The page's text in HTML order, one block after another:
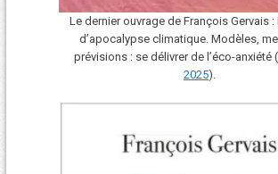
Le dernier ouvrage de François Gervais :
d’apocalypse climatique. Modèles,
prévisions : se délivrer de l’éco-anxiété (
2025).